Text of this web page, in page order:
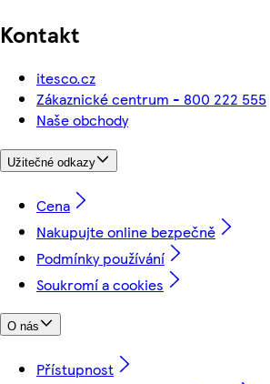
Kontakt
itesco.cz
Zákaznické centrum - 800 222 555
Naše obchody
Užitečné odkazy
Cena
Nakupujte online bezpečně
Podmínky používání
Soukromí a cookies
O nás
Přístupnost